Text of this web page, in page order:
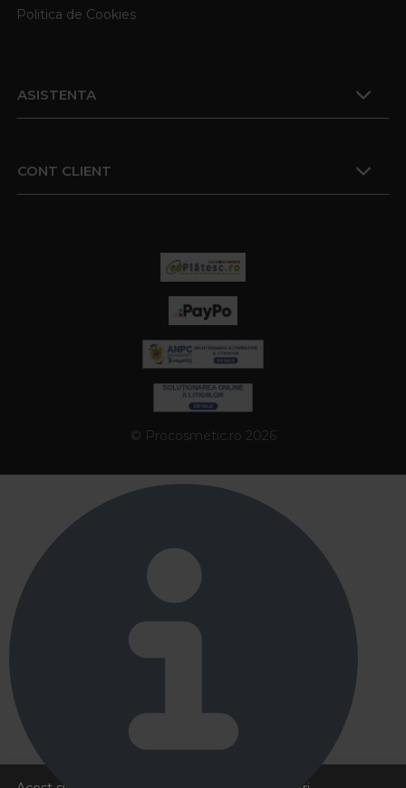
Politica de Cookies
ASISTENTA
CONT CLIENT
© Procosmetic.ro 2026